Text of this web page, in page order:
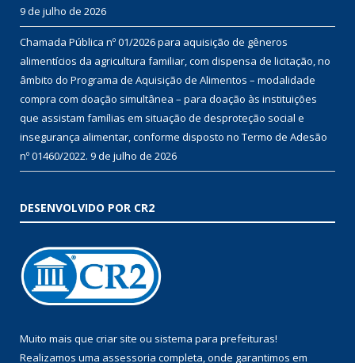
9 de julho de 2026
Chamada Pública nº 01/2026 para aquisição de gêneros
alimentícios da agricultura familiar, com dispensa de licitação, no
âmbito do Programa de Aquisição de Alimentos – modalidade
compra com doação simultânea – para doação às instituições
que assistam famílias em situação de desproteção social e
insegurança alimentar, conforme disposto no Termo de Adesão
nº 01460/2022. 9 de julho de 2026
DESENVOLVIDO POR CR2
Muito mais que criar site ou sistema para prefeituras!
Realizamos uma assessoria completa, onde garantimos em